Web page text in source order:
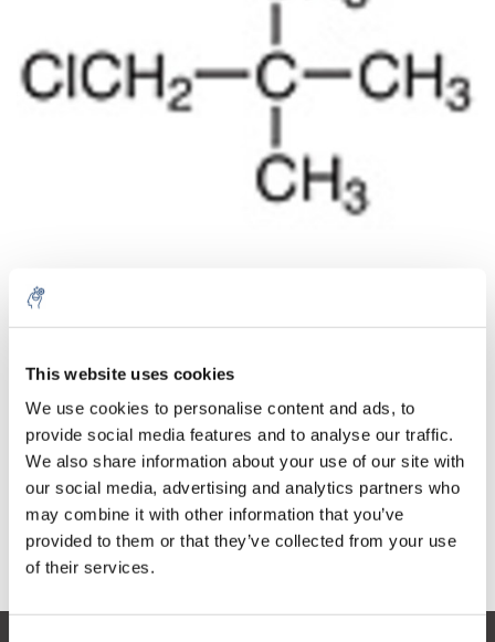
This website uses cookies
We use cookies to personalise content and ads, to
provide social media features and to analyse our traffic.
We also share information about your use of our site with
our social media, advertising and analytics partners who
may combine it with other information that you’ve
provided to them or that they’ve collected from your use
of their services.
1 Stuk Excl. btw
€257,12
Incl. btw
Toevoegen aan winkelwagen
Informatie